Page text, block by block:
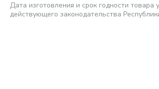
Дата изготовления и срок годности
действующего законодательства